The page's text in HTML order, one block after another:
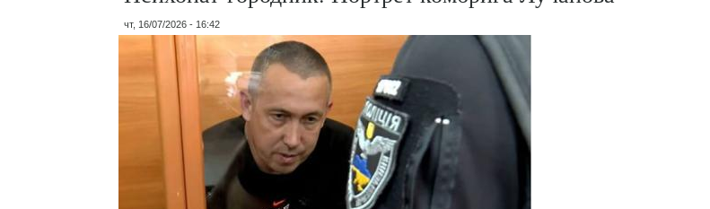
чт, 16/07/2026 - 16:42